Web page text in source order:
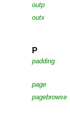
outp
outx
P
padding
page
pagebrowse